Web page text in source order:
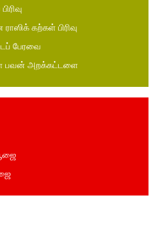
கற்கள் பிரிவு
பேரவை
பவன் அறக்கட்டளை